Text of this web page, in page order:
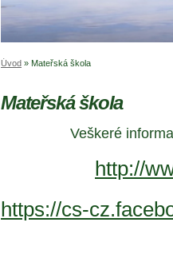
Úvod » Mateřská škola
Mateřská škola
Veškeré
http://
https://cs-